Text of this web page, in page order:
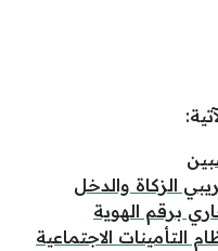
الزكاة والدخل
برقم الهوية
التأمينات الاجتماعية